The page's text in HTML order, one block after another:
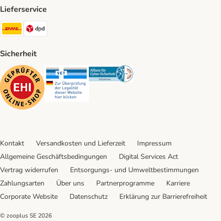
Lieferservice
DHL Shipping Method
Sicherheit
Security Security Security
Kontakt Versandkosten und Lieferzeit
Impressum
Allgemeine Geschäftsbedingungen
Digital Services Act
Vertrag widerrufen
Entsorgungs- und Umweltbestimmungen
Zahlungsarten
Über uns Partnerprogramme
Karriere
Corporate Website
Datenschutz Erklärung zur Barrierefreiheit
© zooplus SE 2026